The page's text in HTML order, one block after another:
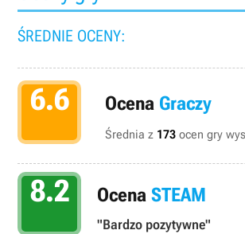
ŚREDNIE OCENY:
6.6 Ocena Graczy
Średnia z 173 ocen gry
8.2 Ocena STEAM
"Bardzo pozytywne"